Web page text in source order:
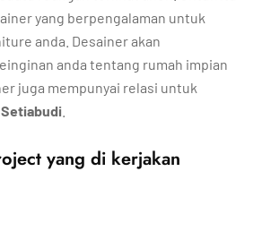
yang berpengalaman untuk
anda. Desainer akan
anda tentang rumah impian
juga mempunyai relasi untuk
yang di kerjakan